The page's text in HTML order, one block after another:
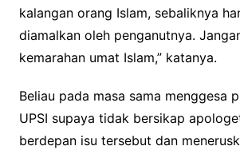
kalangan orang Islam, sebaliknya
diamalkan oleh penganutnya.
kemarahan umat Islam,” katanya.
Beliau pada masa sama menggesa
UPSI supaya tidak bersikap
berdepan isu tersebut dan